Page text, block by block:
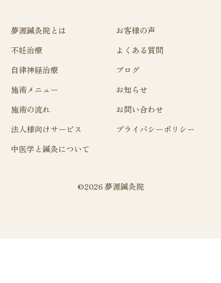
夢源鍼灸院とは
不妊治療
自律神経治療
施術メニュー
施術の流れ
法人様向けサービス
中医学と鍼灸について
お客様の声
よくある質問
ブログ
お知らせ
お問い合わせ
プライバシーポリシー
©2026 夢源鍼灸院